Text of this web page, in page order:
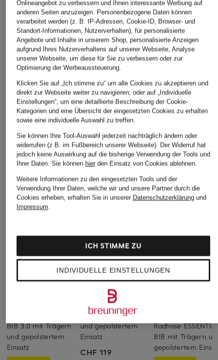
ÄHNLICHE ARTIKEL ENTDECKEN
BIB 3.0 mit Trägern
und gepolstertem
Einsatz
SPECIALIZED
Radhose mit Trägern
und gepolstertem
Einsatz
CHF 119
Radhose
BIB mit Trägern
gepolstertem
Onlineangebot zu verbessern und Ihnen interessante Werbung auf
anderen Seiten anzuzeigen. Personenbezogene Daten können
verarbeitet werden (z. B. IP-Adressen, Cookie-ID, Browser- und
Standort-Informationen, Nutzerverhalten), für personalisierte
Angebote und Inhalte in unserem Shop, personalisierte Anzeigen
aufgrund Ihres Nutzerverhaltens auf unserer Webseite, Analyse
unserer Webseite, um diese für Sie zu verbessern oder zur
Optimierung der Werbeaussteuerung.
Klicken Sie auf „Ich stimme zu“ um alle Cookies zu akzeptieren und
direkt zur Webseite weiter zu navigieren; oder auf „Individuelle
Einstellungen“, um eine detaillierte Beschreibung der Cookie-
Kategorien und eine Übersicht der eingesetzten Cookies zu erhalten
sowie eine individuelle Auswahl zu treffen.
Sie können Ihre Tool-Auswahl jederzeit nachträglich ändern oder
widerrufen (z.B. im Fußbereich unserer Webseite). Der Widerruf hat
jedoch keine Auswirkung auf die bisherige Verwendung der Tools und
Ihrer Daten. Sie können hierden Einsatz von Cookies ablehnen.
Weitere Informationen zu den eingesetzten Tools und der
Verwendung Ihrer Daten, welche wir und unsere Partner durch die
Cookies erheben, erhalten Sie in unserer Datenschutzerklärungund
Impressum.
INDIVIDUELLE EINSTELLUNGEN
ICH STIMME ZU